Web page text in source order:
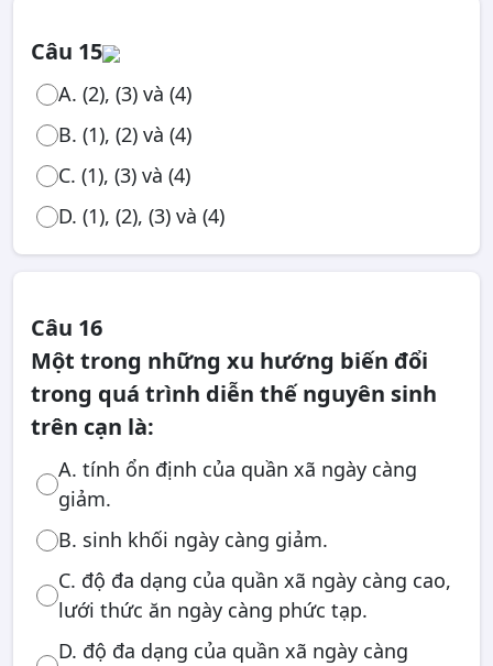
Câu 15
A. (2), (3) và (4)
B. (1), (2) và (4)
C. (1), (3) và (4)
D. (1), (2), (3) và (4)
Câu 16
Một trong những xu hướng biến đổi
trong quá trình diễn thế nguyên sinh
trên cạn là:
A. tính ổn định của quần xã ngày càng
giảm.
B. sinh khối ngày càng giảm.
C. độ đa dạng của quần xã ngày càng cao,
lưới thức ăn ngày càng phức tạp.
D. độ đa dạng của quần xã ngày càng